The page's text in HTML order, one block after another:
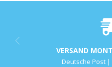
VERSAND
Deutsche Post |